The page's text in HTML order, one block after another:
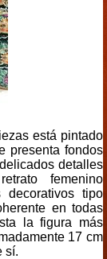
está pintado
presenta fondos
detalles
femenino
decorativos tipo
en todas
la figura más
17 cm
sí.